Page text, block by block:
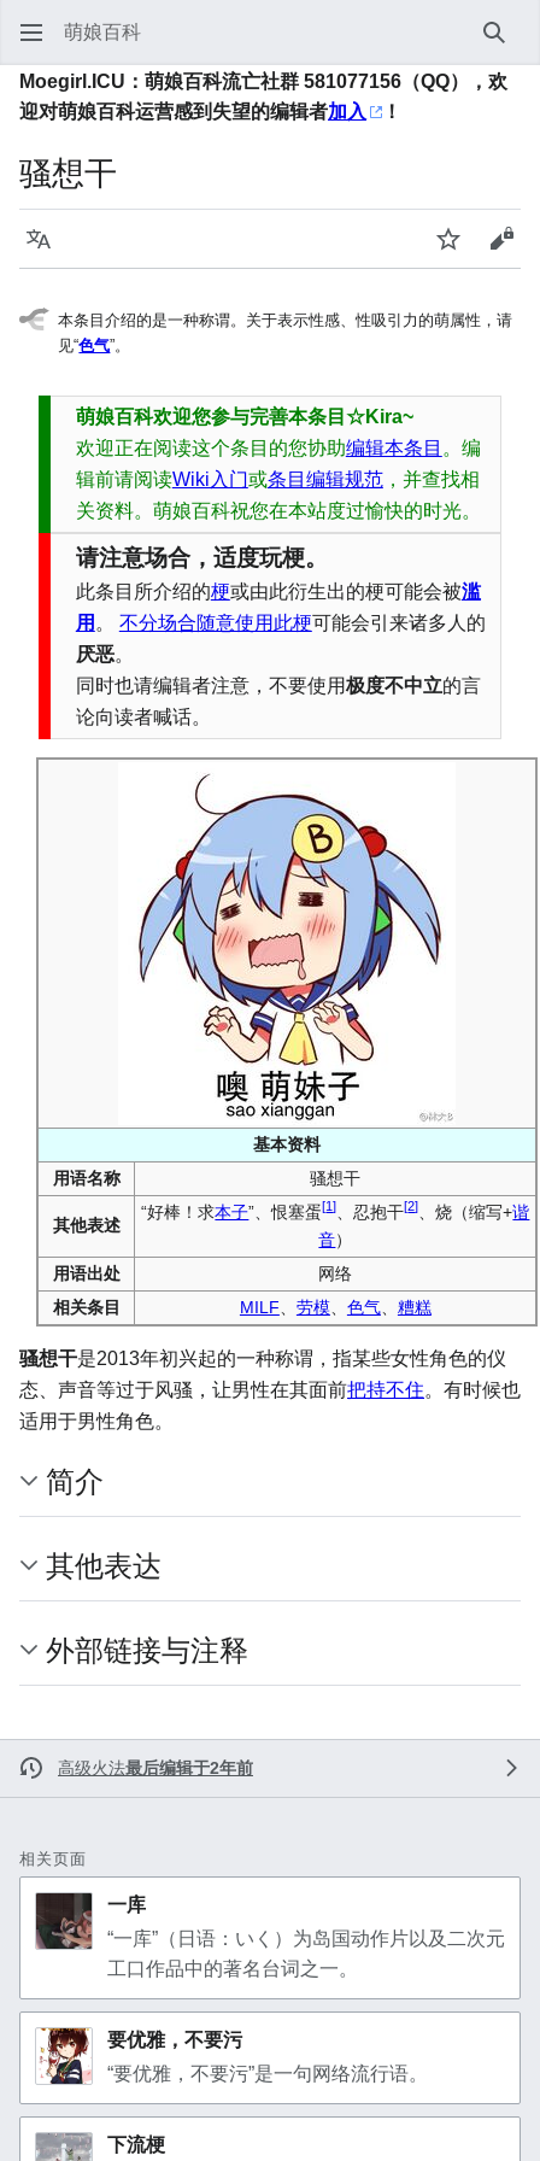
萌娘百科
搜索
Moegirl.ICU：萌娘百科流亡社群 581077156（QQ），欢
迎对萌娘百科运营感到失望的编辑者加入 ！
骚想干
语言 监视 查
本条目介绍的是一种称谓。关于表示性感、性吸引力的萌属性，请
见“色气”。
萌娘百科欢迎您参与完善本条目☆Kira~
欢迎正在阅读这个条目的您协助编辑本条目 。编
辑前请阅读Wiki入门或条目编辑规范，并查找相
关资料。萌娘百科祝您在本站度过愉快的时光。
请注意场合，适度玩梗。
此条目所介绍的梗或由此衍生出的梗可能会被滥
用 。 不分场合随意使用此梗可能会引来诸多人的
厌恶。
同时也请编辑者注意，不要使用极度不中立的言
论向读者喊话。
基本资料
用语名称
骚想干
其他表述
“好棒！求本子”、恨塞蛋[1] 、忍抱干[2] 、烧（缩写+谐
音）
用语出处
网络
相关条目
MILF 劳模、 色气、 糟糕
骚想干是2013年初兴起的一种称谓，指某些女性角色的仪
态、声音等过于风骚，让男性在其面前把持不住。有时候也
适用于男性角色。
简介
其他表达
外部链接与注释
高级火法最后编辑于2年前
相关页面
一库
“一库”（日语：いく）为岛国动作片以及二次元
工口作品中的著名台词之一。
要优雅，不要污
“要优雅，不要污”是一句网络流行语。
下流梗